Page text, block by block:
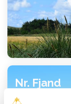
Nr. Fjand